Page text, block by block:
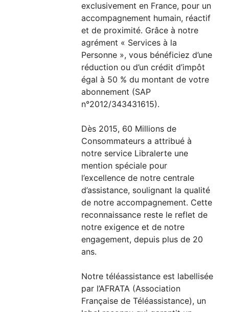
exclusivement en France, pour un
accompagnement humain, réactif
et de proximité. Grâce à notre
agrément « Services à la
Personne », vous bénéficiez d’une
réduction ou d’un crédit d’impôt
égal à 50 % du montant de votre
abonnement (SAP
n°2012/343431615).
Dès 2015, 60 Millions de
Consommateurs a attribué à
notre service Libralerte une
mention spéciale pour
l’excellence de notre centrale
d’assistance, soulignant la qualité
de notre accompagnement. Cette
reconnaissance reste le reflet de
notre exigence et de notre
engagement, depuis plus de 20
ans.
Notre téléassistance est labellisée
par l’AFRATA (Association
Française de Téléassistance), un